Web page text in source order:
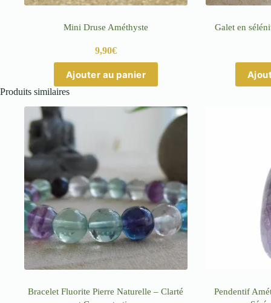
Mini Druse Améthyste
9,90€
Ajouter au panier
Galet en
Produits similaires
Bracelet Fluorite Pierre Naturelle – Clarté
Pendentif